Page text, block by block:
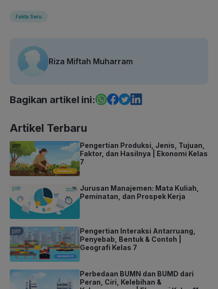
Fakta Seru
Riza Miftah Muharram
Bagikan artikel ini:
Artikel Terbaru
Pengertian Produksi, Jenis, Tujuan,
Faktor, dan Hasilnya | Ekonomi Kelas
7
Jurusan Manajemen: Mata Kuliah,
Peminatan, dan Prospek Kerja
Pengertian Interaksi Antarruang,
Penyebab, Bentuk & Contoh |
Geografi Kelas 7
Perbedaan BUMN dan BUMD dari
Peran, Ciri, Kelebihan &